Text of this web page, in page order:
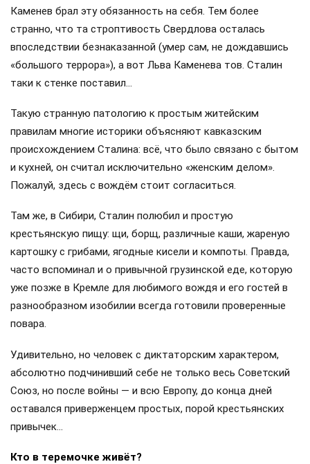
Каменев брал эту обязанность на себя. Тем более
странно, что та строптивость Свердлова осталась
впоследствии безнаказанной (умер сам, не дождавшись
«большого террора»), а вот Льва Каменева тов. Сталин
таки к стенке поставил…
Такую странную патологию к простым житейским
правилам многие историки объясняют кавказским
происхождением Сталина: всё, что было связано с бытом
и кухней, он считал исключительно «женским делом».
Пожалуй, здесь с вождём стоит согласиться.
Там же, в Сибири, Сталин полюбил и простую
крестьянскую пищу: щи, борщ, различные каши, жареную
картошку с грибами, ягодные кисели и компоты. Правда,
часто вспоминал и о привычной грузинской еде, которую
уже позже в Кремле для любимого вождя и его гостей в
разнообразном изобилии всегда готовили проверенные
повара.
Удивительно, но человек с диктаторским характером,
абсолютно подчинивший себе не только весь Советский
Союз, но после войны — и всю Европу, до конца дней
оставался приверженцем простых, порой крестьянских
привычек…
Кто в теремочке живёт?